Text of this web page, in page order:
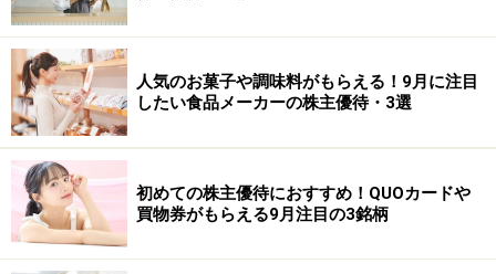
※補足：優待利回り（％）＝ 株主優待の価値（金額換
算）÷ 優待取得にかかった金額 ×100
人気のお菓子や調味料がもらえる！9月に注目
したい食品メーカーの株主優待・3選
初めての株主優待におすすめ！QUOカードや
買物券がもらえる9月注目の3銘柄